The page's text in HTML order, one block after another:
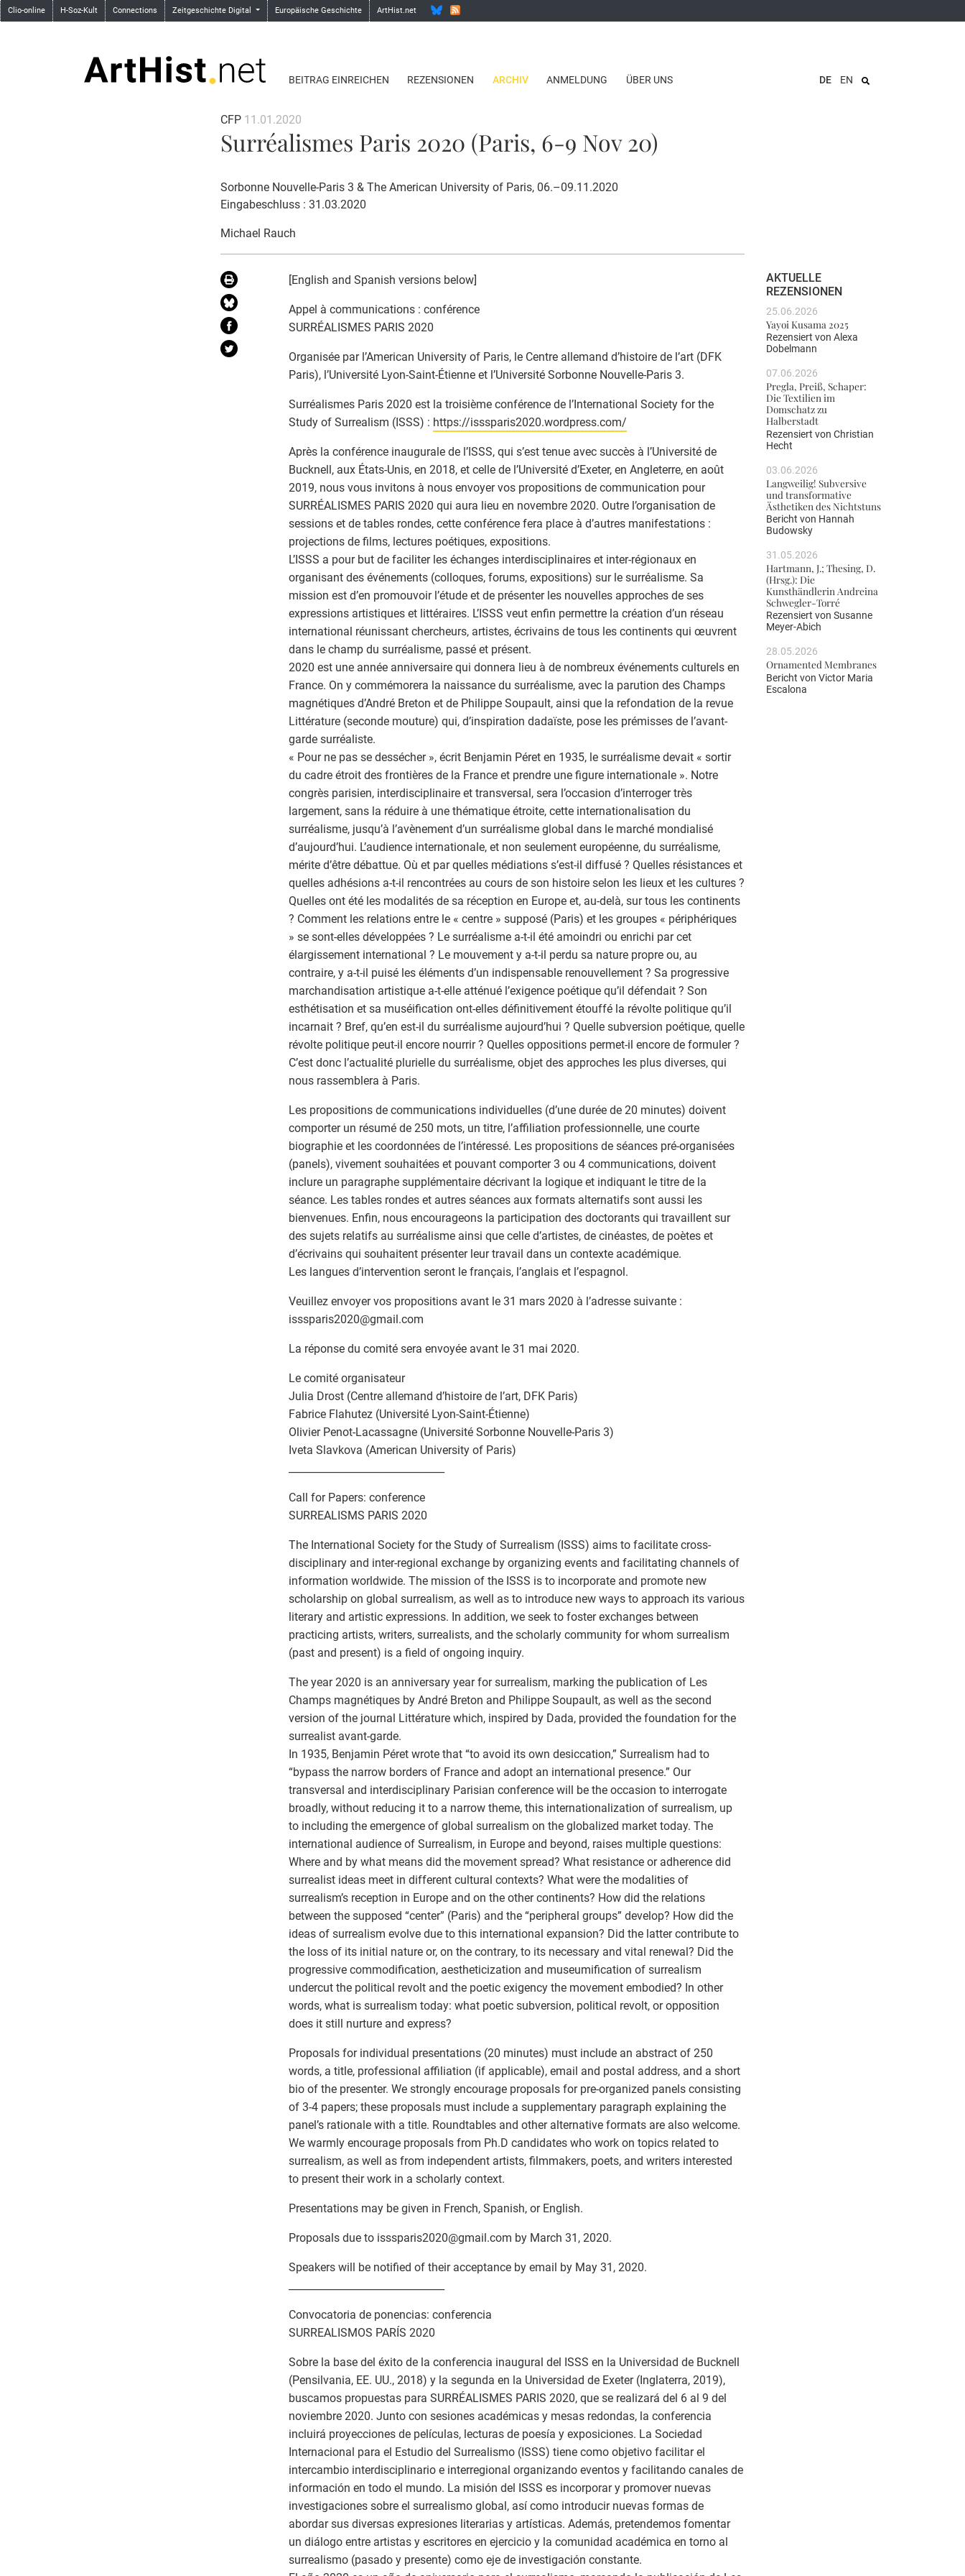
Clio-online H-Soz-Kult Connections Zeitgeschichte Digital Europäische Geschichte ArtHist.net
BEITRAG EINREICHEN REZENSIONEN ARCHIV ANMELDUNG ÜBER UNS DE EN
CFP 11.01.2020
Surréalismes Paris 2020 (Paris, 6-9 Nov 20)
Sorbonne Nouvelle-Paris 3 & The American University of Paris, 06.–09.11.2020
Eingabeschluss : 31.03.2020
Michael Rauch
[English and Spanish versions below]
Appel à communications : conférence
SURRÉALISMES PARIS 2020
Organisée par l’American University of Paris, le Centre allemand d’histoire de l’art (DFK
Paris), l’Université Lyon-Saint-Étienne et l’Université Sorbonne Nouvelle-Paris 3.
Surréalismes Paris 2020 est la troisième conférence de l’International Society for the
Study of Surrealism (ISSS) : https://isssparis2020.wordpress.com/
Après la conférence inaugurale de l’ISSS, qui s’est tenue avec succès à l’Université de
Bucknell, aux États-Unis, en 2018, et celle de l’Université d’Exeter, en Angleterre, en août
2019, nous vous invitons à nous envoyer vos propositions de communication pour
SURRÉALISMES PARIS 2020 qui aura lieu en novembre 2020. Outre l’organisation de
sessions et de tables rondes, cette conférence fera place à d’autres manifestations :
projections de films, lectures poétiques, expositions.
L’ISSS a pour but de faciliter les échanges interdisciplinaires et inter-régionaux en
organisant des événements (colloques, forums, expositions) sur le surréalisme. Sa
mission est d’en promouvoir l’étude et de présenter les nouvelles approches de ses
expressions artistiques et littéraires. L’ISSS veut enfin permettre la création d’un réseau
international réunissant chercheurs, artistes, écrivains de tous les continents qui œuvrent
dans le champ du surréalisme, passé et présent.
2020 est une année anniversaire qui donnera lieu à de nombreux événements culturels en
France. On y commémorera la naissance du surréalisme, avec la parution des Champs
magnétiques d’André Breton et de Philippe Soupault, ainsi que la refondation de la revue
Littérature (seconde mouture) qui, d’inspiration dadaïste, pose les prémisses de l’avant-
garde surréaliste.
« Pour ne pas se dessécher », écrit Benjamin Péret en 1935, le surréalisme devait « sortir
du cadre étroit des frontières de la France et prendre une figure internationale ». Notre
congrès parisien, interdisciplinaire et transversal, sera l’occasion d’interroger très
largement, sans la réduire à une thématique étroite, cette internationalisation du
surréalisme, jusqu’à l’avènement d’un surréalisme global dans le marché mondialisé
d’aujourd’hui. L’audience internationale, et non seulement européenne, du surréalisme,
mérite d’être débattue. Où et par quelles médiations s’est-il diffusé ? Quelles résistances et
quelles adhésions a-t-il rencontrées au cours de son histoire selon les lieux et les cultures ?
Quelles ont été les modalités de sa réception en Europe et, au-delà, sur tous les continents
? Comment les relations entre le « centre » supposé (Paris) et les groupes « périphériques
» se sont-elles développées ? Le surréalisme a-t-il été amoindri ou enrichi par cet
élargissement international ? Le mouvement y a-t-il perdu sa nature propre ou, au
contraire, y a-t-il puisé les éléments d’un indispensable renouvellement ? Sa progressive
marchandisation artistique a-t-elle atténué l’exigence poétique qu’il défendait ? Son
esthétisation et sa muséification ont-elles définitivement étouffé la révolte politique qu’il
incarnait ? Bref, qu’en est-il du surréalisme aujourd’hui ? Quelle subversion poétique, quelle
révolte politique peut-il encore nourrir ? Quelles oppositions permet-il encore de formuler ?
C’est donc l’actualité plurielle du surréalisme, objet des approches les plus diverses, qui
nous rassemblera à Paris.
Les propositions de communications individuelles (d’une durée de 20 minutes) doivent
comporter un résumé de 250 mots, un titre, l’affiliation professionnelle, une courte
biographie et les coordonnées de l’intéressé. Les propositions de séances pré-organisées
(panels), vivement souhaitées et pouvant comporter 3 ou 4 communications, doivent
inclure un paragraphe supplémentaire décrivant la logique et indiquant le titre de la
séance. Les tables rondes et autres séances aux formats alternatifs sont aussi les
bienvenues. Enfin, nous encourageons la participation des doctorants qui travaillent sur
des sujets relatifs au surréalisme ainsi que celle d’artistes, de cinéastes, de poètes et
d’écrivains qui souhaitent présenter leur travail dans un contexte académique.
Les langues d’intervention seront le français, l’anglais et l’espagnol.
Veuillez envoyer vos propositions avant le 31 mars 2020 à l’adresse suivante :
isssparis2020@gmail.com
La réponse du comité sera envoyée avant le 31 mai 2020.
Le comité organisateur
Julia Drost (Centre allemand d’histoire de l’art, DFK Paris)
Fabrice Flahutez (Université Lyon-Saint-Étienne)
Olivier Penot-Lacassagne (Université Sorbonne Nouvelle-Paris 3)
Iveta Slavkova (American University of Paris)
Call for Papers: conference
SURREALISMS PARIS 2020
The International Society for the Study of Surrealism (ISSS) aims to facilitate cross-
disciplinary and inter-regional exchange by organizing events and facilitating channels of
information worldwide. The mission of the ISSS is to incorporate and promote new
scholarship on global surrealism, as well as to introduce new ways to approach its various
literary and artistic expressions. In addition, we seek to foster exchanges between
practicing artists, writers, surrealists, and the scholarly community for whom surrealism
(past and present) is a field of ongoing inquiry.
The year 2020 is an anniversary year for surrealism, marking the publication of Les
Champs magnétiques by André Breton and Philippe Soupault, as well as the second
version of the journal Littérature which, inspired by Dada, provided the foundation for the
surrealist avant-garde.
In 1935, Benjamin Péret wrote that “to avoid its own desiccation,” Surrealism had to
“bypass the narrow borders of France and adopt an international presence.” Our
transversal and interdisciplinary Parisian conference will be the occasion to interrogate
broadly, without reducing it to a narrow theme, this internationalization of surrealism, up
to including the emergence of global surrealism on the globalized market today. The
international audience of Surrealism, in Europe and beyond, raises multiple questions:
Where and by what means did the movement spread? What resistance or adherence did
surrealist ideas meet in different cultural contexts? What were the modalities of
surrealism’s reception in Europe and on the other continents? How did the relations
between the supposed “center” (Paris) and the “peripheral groups” develop? How did the
ideas of surrealism evolve due to this international expansion? Did the latter contribute to
the loss of its initial nature or, on the contrary, to its necessary and vital renewal? Did the
progressive commodification, aestheticization and museumification of surrealism
undercut the political revolt and the poetic exigency the movement embodied? In other
words, what is surrealism today: what poetic subversion, political revolt, or opposition
does it still nurture and express?
Proposals for individual presentations (20 minutes) must include an abstract of 250
words, a title, professional affiliation (if applicable), email and postal address, and a short
bio of the presenter. We strongly encourage proposals for pre-organized panels consisting
of 3-4 papers; these proposals must include a supplementary paragraph explaining the
panel’s rationale with a title. Roundtables and other alternative formats are also welcome.
We warmly encourage proposals from Ph.D candidates who work on topics related to
surrealism, as well as from independent artists, filmmakers, poets, and writers interested
to present their work in a scholarly context.
Presentations may be given in French, Spanish, or English.
Proposals due to isssparis2020@gmail.com by March 31, 2020.
Speakers will be notified of their acceptance by email by May 31, 2020.
Convocatoria de ponencias: conferencia
SURREALISMOS PARÍS 2020
Sobre la base del éxito de la conferencia inaugural del ISSS en la Universidad de Bucknell
(Pensilvania, EE. UU., 2018) y la segunda en la Universidad de Exeter (Inglaterra, 2019),
buscamos propuestas para SURRÉALISMES PARIS 2020, que se realizará del 6 al 9 del
noviembre 2020. Junto con sesiones académicas y mesas redondas, la conferencia
incluirá proyecciones de películas, lecturas de poesía y exposiciones. La Sociedad
Internacional para el Estudio del Surrealismo (ISSS) tiene como objetivo facilitar el
intercambio interdisciplinario e interregional organizando eventos y facilitando canales de
información en todo el mundo. La misión del ISSS es incorporar y promover nuevas
investigaciones sobre el surrealismo global, así como introducir nuevas formas de
abordar sus diversas expresiones literarias y artísticas. Además, pretendemos fomentar
un diálogo entre artistas y escritores en ejercicio y la comunidad académica en torno al
surrealismo (pasado y presente) como eje de investigación constante.
AKTUELLE
REZENSIONEN
25.06.2026
Yayoi Kusama 2025
Rezensiert von Alexa
Dobelmann
07.06.2026
Pregla, Preiß, Schaper:
Die Textilien im
Domschatz zu
Halberstadt
Rezensiert von Christian
Hecht
03.06.2026
Langweilig! Subversive
und transformative
Ästhetiken des Nichtstuns
Bericht von Hannah
Budowsky
31.05.2026
Hartmann, J.; Thesing, D.
(Hrsg.): Die
Kunsthändlerin Andreina
Schwegler-Torré
Rezensiert von Susanne
Meyer-Abich
28.05.2026
Ornamented Membranes
Bericht von Victor Maria
Escalona